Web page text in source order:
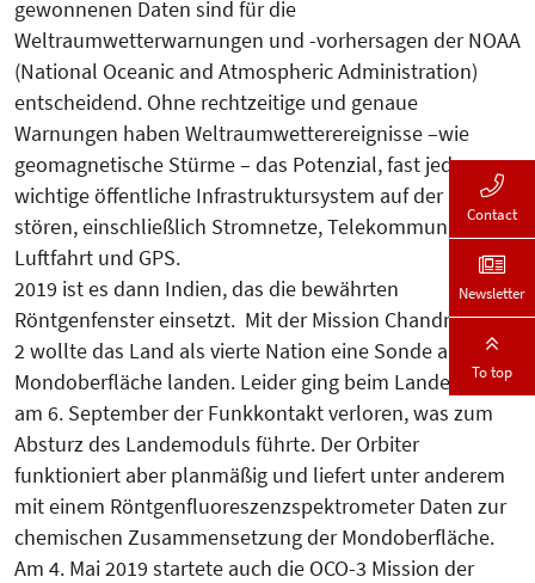
gewonnenen Daten sind für die
Weltraumwetterwarnungen und -vorhersagen der NOAA
(National Oceanic and Atmospheric Administration)
entscheidend. Ohne rechtzeitige und genaue
Warnungen haben Weltraumwetterereignisse –wie
geomagnetische Stürme – das Potenzial, fast jedes
wichtige öffentliche Infrastruktursystem auf der Erde zu
stören, einschließlich Stromnetze, Telekommunikation,
Luftfahrt und GPS.
2019 ist es dann Indien, das die bewährten
Röntgenfenster einsetzt. Mit der Mission Chandrayaan-
2 wollte das Land als vierte Nation eine Sonde auf der
Mondoberfläche landen. Leider ging beim Landeversuch
am 6. September der Funkkontakt verloren, was zum
Absturz des Landemoduls führte. Der Orbiter
funktioniert aber planmäßig und liefert unter anderem
mit einem Röntgenfluoreszenzspektrometer Daten zur
chemischen Zusammensetzung der Mondoberfläche.
Am 4. Mai 2019 startete auch die OCO-3 Mission der
Contact
Newsletter
To top